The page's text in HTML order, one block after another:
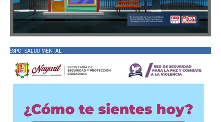
SSPC - SALUD MENTAL